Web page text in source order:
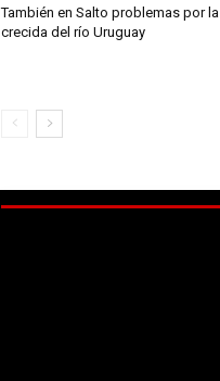
También en Salto problemas por la
crecida del río Uruguay